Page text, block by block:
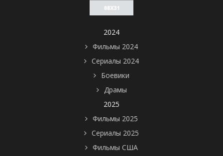
2024
Фильмы 2024
Сериалы 2024
Боевики
Драмы
2025
Фильмы 2025
Сериалы 2025
Фильмы США